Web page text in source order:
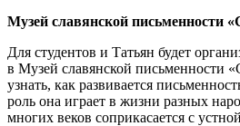
Музей славянской письменности
Для студентов и Татьян будет
в Музей славянской письменности
узнать, как развивается
роль она играет в жизни разных
многих веков соприкасается с